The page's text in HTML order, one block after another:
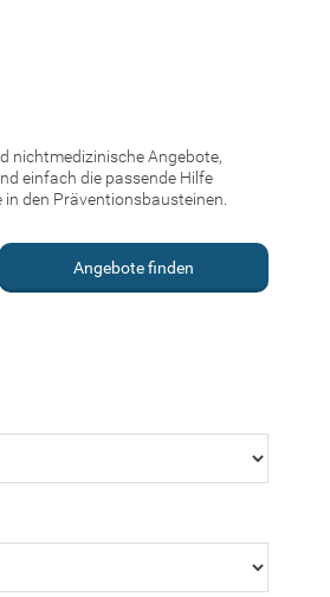
nichtmedizinische Angebote,
einfach die passende Hilfe
den Präventionsbausteinen.